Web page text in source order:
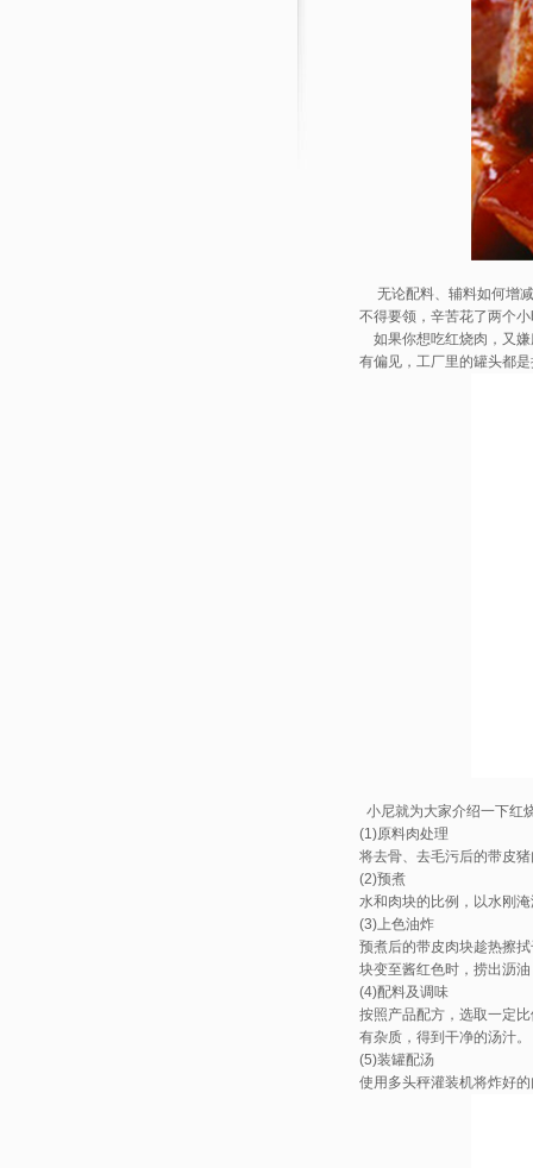
无论配料、辅料如何增减
不得要领，辛苦花了两个
如果你想吃红烧肉，又
有偏见，工厂里的罐头都
小尼就为大家介绍一下红
(1)原料肉处理
将去骨、去毛污后的带皮
(2)预煮
水和肉块的比例，以水刚
(3)上色油炸
预煮后的带皮肉块趁热擦
块变至酱红色时，捞出沥
(4)配料及调味
按照产品配方，选取一定
有杂质，得到干净的汤汁。
(5)装罐配汤
使用多头秤灌装机将炸好